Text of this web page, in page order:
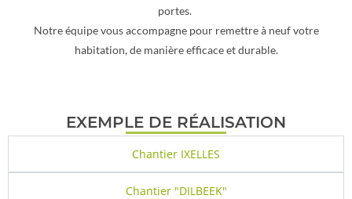
portes.
Notre équipe vous accompagne pour remettre à neuf votre
habitation, de manière efficace et durable.
EXEMPLE DE RÉALISATION
Chantier IXELLES
Chantier "DILBEEK"